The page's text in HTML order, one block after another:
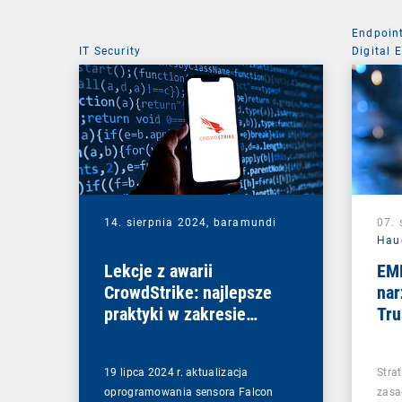
IT Security
14. sierpnia 2024, baramundi
Lekcje z awarii
CrowdStrike: najlepsze
praktyki w zakresie
19 lipca 2024 r. aktualizacja
oprogramowania sensora Falcon
Digital
Mobile
07.